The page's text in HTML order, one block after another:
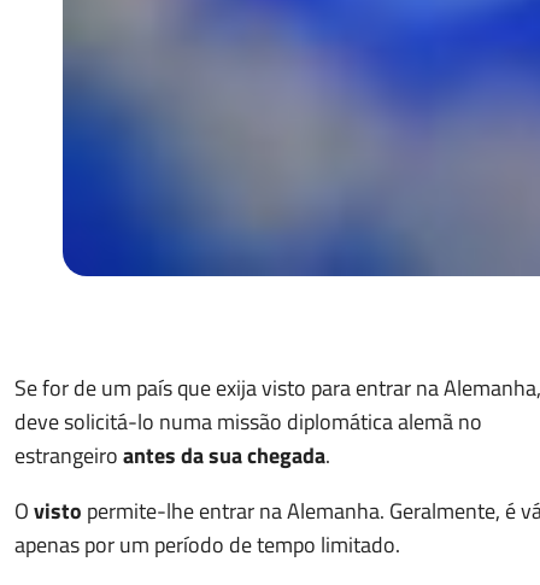
Se for de um país que exija visto para entrar na Alemanha,
deve solicitá-lo numa missão diplomática alemã no
estrangeiroantes da sua chegada.
Ovisto permite-lhe entrar na Alemanha. Geralmente, é
apenas por um período de tempo limitado.